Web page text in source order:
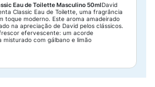
Eau de Toilette Masculino 50mlDavid
Classic Eau de Toilette, uma fragrância
toque moderno. Este aroma amadeirado
na apreciação de David pelos clássicos.
efervescente: um acorde
com gálbano e limão